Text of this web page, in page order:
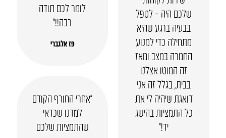
לומר לכם תודה
רבה!!”
פז אלגברי
שלכם היה – לטפל
בבעיה ברגע שהיא
מתחילה כדי למנוע
החמרה במצב ומאז
זה המוטו אצלנו
בבית, בגלל זה אני
דואגת שיהיה לי את
כל התמציות בהישג
יד!”
“אחרי החורף הקודם
למדנו שכדאי
שהתמציות שלכם